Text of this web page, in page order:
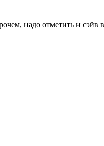
надо отметить и сэйв